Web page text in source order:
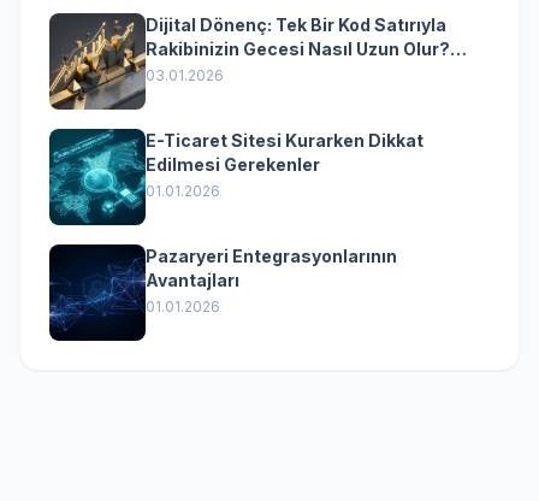
Dijital Dönenç: Tek Bir Kod Satırıyla
Rakibinizin Gecesi Nasıl Uzun Olur?
(Kurumsal Yazılımın Güçlü Rolü)
03.01.2026
E-Ticaret Sitesi Kurarken Dikkat
Edilmesi Gerekenler
01.01.2026
Pazaryeri Entegrasyonlarının
Avantajları
01.01.2026